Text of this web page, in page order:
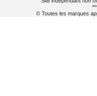
© Toutes les marques